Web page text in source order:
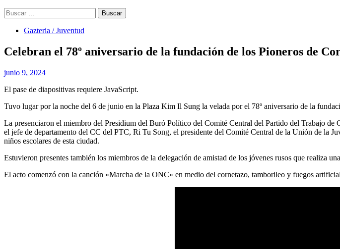
Buscar:
Gazteria / Juventud
Celebran el 78º aniversario de la fundación de los Pioneros de
junio 9, 2024
El pase de diapositivas requiere JavaScript.
Tuvo lugar por la noche del 6 de junio en la Plaza Kim Il Sung la velada por el 78º aniversario de la
La presenciaron el miembro del Presidium del Buró Político del Comité Central del Partido del Trabajo
el jefe de departamento del CC del PTC, Ri Tu Song, el presidente del Comité Central de la Unión de la
niños escolares de esta ciudad.
Estuvieron presentes también los miembros de la delegación de amistad de los jóvenes rusos que realiza
El acto comenzó con la canción «Marcha de la ONC» en medio del cornetazo, tamborileo y fuegos